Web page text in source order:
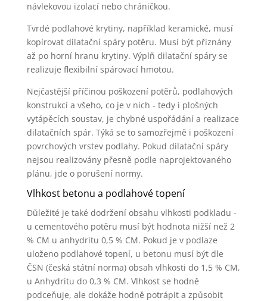
návlekovou izolací nebo chráničkou.
Tvrdé podlahové krytiny, například keramické, musí
kopírovat dilatační spáry potěru. Musí být přiznány
až po horní hranu krytiny. Výplň dilatační spáry se
realizuje flexibilní spárovací hmotou.
Nejčastější příčinou poškození potěrů, podlahových
konstrukcí a všeho, co je v nich - tedy i plošných
vytápěcích soustav, je chybné uspořádání a realizace
dilatačních spár. Týká se to samozřejmě i poškození
povrchových vrstev podlahy. Pokud dilatační spáry
nejsou realizovány přesně podle naprojektovaného
plánu, jde o porušení normy.
Vlhkost betonu a podlahové topení
Důležité je také dodržení obsahu vlhkosti podkladu -
u cementového potěru musí být hodnota nižší než 2
% CM u anhydritu 0,5 % CM. Pokud je v podlaze
uloženo podlahové topení, u betonu musí být dle
ČSN (česká státní norma) obsah vlhkosti do 1,5 % CM,
u Anhydritu do 0,3 % CM. Vlhkost se hodně
podceňuje, ale dokáže hodně potrápit a způsobit